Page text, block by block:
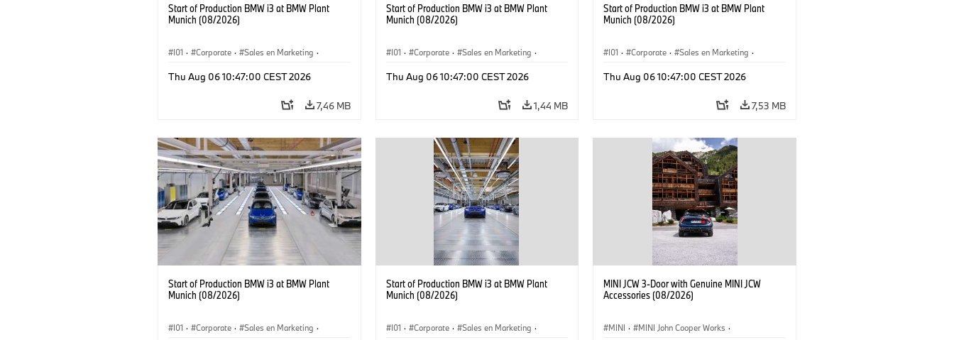
Start of Production BMW i3 at BMW Plant
Munich (08/2026)
I01 · Corporate · Sales en Marketing ·
Thu Aug 06 10:47:00 CEST 2026
7,46 MB
Start of Production BMW i3 at BMW Plant
Munich (08/2026)
I01 · Corporate · Sales en Marketing ·
Thu Aug 06 10:47:00 CEST 2026
1,44 MB
Start of Production BMW i3 at BMW Plant
Munich (08/2026)
I01 · Corporate · Sales en Marketing ·
Thu Aug 06 10:47:00 CEST 2026
7,53 MB
Start of Production BMW i3 at BMW Plant
Munich (08/2026)
I01 · Corporate · Sales en Marketing ·
Start of Production BMW i3 at BMW Plant
Munich (08/2026)
I01 · Corporate · Sales en Marketing ·
MINI JCW 3-Door with Genuine MINI JCW
Accessories (08/2026)
MINI · MINI John Cooper Works ·